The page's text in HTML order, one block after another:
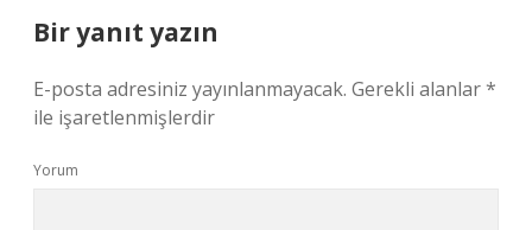
Bir yanıt yazın
E-posta adresiniz yayınlanmayacak. Gerekli alanlar*
ile işaretlenmişlerdir
Yorum